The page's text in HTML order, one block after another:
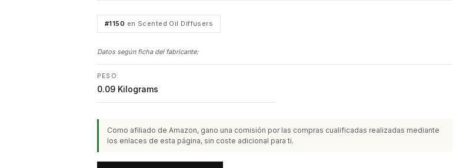
#1150 en Scented Oil Diffusers
Datos según ficha del fabricante:
PESO
0.09 Kilograms
Como afiliado de Amazon, gano una comisión por las compras cualificadas realizadas mediante
los enlaces de esta página, sin coste adicional para ti.